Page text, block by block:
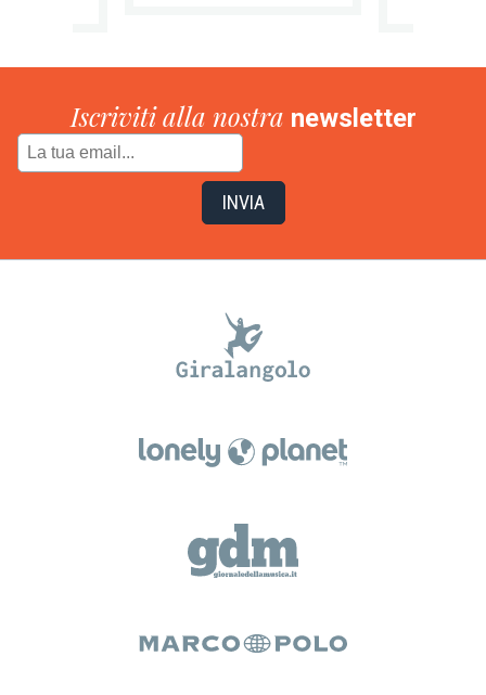
Iscriviti alla nostra newsletter